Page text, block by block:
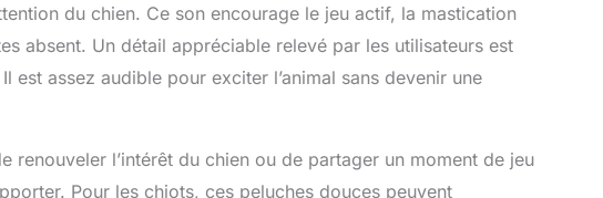
du chien. Ce son encourage le jeu actif, la mastication
absent. Un détail appréciable relevé par les utilisateurs est
est assez audible pour exciter l’animal sans devenir une
l’intérêt du chien ou de partager un moment de jeu
Pour les chiots, ces peluches douces peuvent